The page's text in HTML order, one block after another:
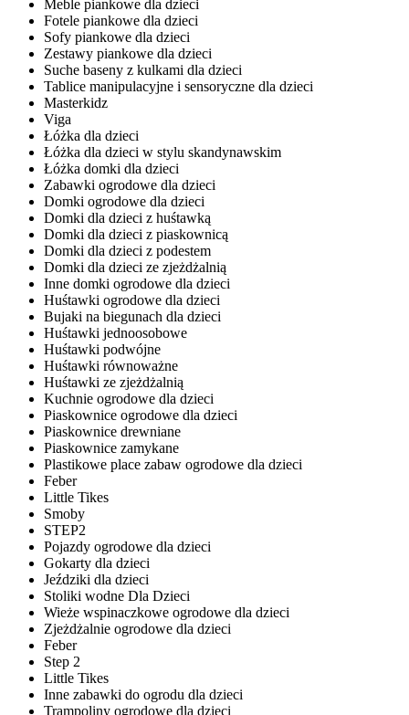
Meble piankowe dla dzieci
Fotele piankowe dla dzieci
Sofy piankowe dla dzieci
Zestawy piankowe dla dzieci
Suche baseny z kulkami dla dzieci
Tablice manipulacyjne i sensoryczne dla dzieci
Masterkidz
Viga
Łóżka dla dzieci
Łóżka dla dzieci w stylu skandynawskim
Łóżka domki dla dzieci
Zabawki ogrodowe dla dzieci
Domki ogrodowe dla dzieci
Domki dla dzieci z huśtawką
Domki dla dzieci z piaskownicą
Domki dla dzieci z podestem
Domki dla dzieci ze zjeżdżalnią
Inne domki ogrodowe dla dzieci
Huśtawki ogrodowe dla dzieci
Bujaki na biegunach dla dzieci
Huśtawki jednoosobowe
Huśtawki podwójne
Huśtawki równoważne
Huśtawki ze zjeżdżalnią
Kuchnie ogrodowe dla dzieci
Piaskownice ogrodowe dla dzieci
Piaskownice drewniane
Piaskownice zamykane
Plastikowe place zabaw ogrodowe dla dzieci
Feber
Little Tikes
Smoby
STEP2
Pojazdy ogrodowe dla dzieci
Gokarty dla dzieci
Jeździki dla dzieci
Stoliki wodne Dla Dzieci
Wieże wspinaczkowe ogrodowe dla dzieci
Zjeżdżalnie ogrodowe dla dzieci
Feber
Step 2
Little Tikes
Inne zabawki do ogrodu dla dzieci
Trampoliny ogrodowe dla dzieci